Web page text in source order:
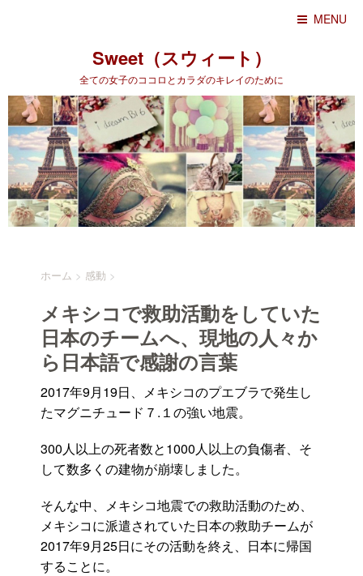
MENU
Sweet（スウィート）
全ての女子のココロとカラダのキレイのために
ホーム > 感動 >
メキシコで救助活動をしていた
日本のチームへ、現地の人々か
ら日本語で感謝の言葉
2017年9月19日、メキシコのプエブラで発生し
たマグニチュード７.１の強い地震。
300人以上の死者数と1000人以上の負傷者、そ
して数多くの建物が崩壊しました。
そんな中、メキシコ地震での救助活動のため、
メキシコに派遣されていた日本の救助チームが
2017年9月25日にその活動を終え、日本に帰国
することに。